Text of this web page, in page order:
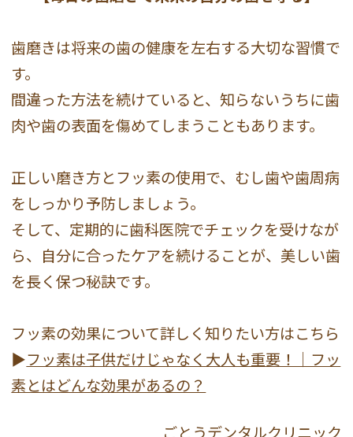
歯磨きは将来の歯の健康を左右する大切な習慣で
す。
間違った方法を続けていると、知らないうちに歯
肉や歯の表面を傷めてしまうこともあります。
正しい磨き方とフッ素の使用で、むし歯や歯周病
をしっかり予防しましょう。
そして、定期的に歯科医院でチェックを受けなが
ら、自分に合ったケアを続けることが、美しい歯
を長く保つ秘訣です。
フッ素の効果について詳しく知りたい方はこちら
▶フッ素は子供だけじゃなく大人も重要！｜フッ
素とはどんな効果があるの？
ごとうデンタルクリニック